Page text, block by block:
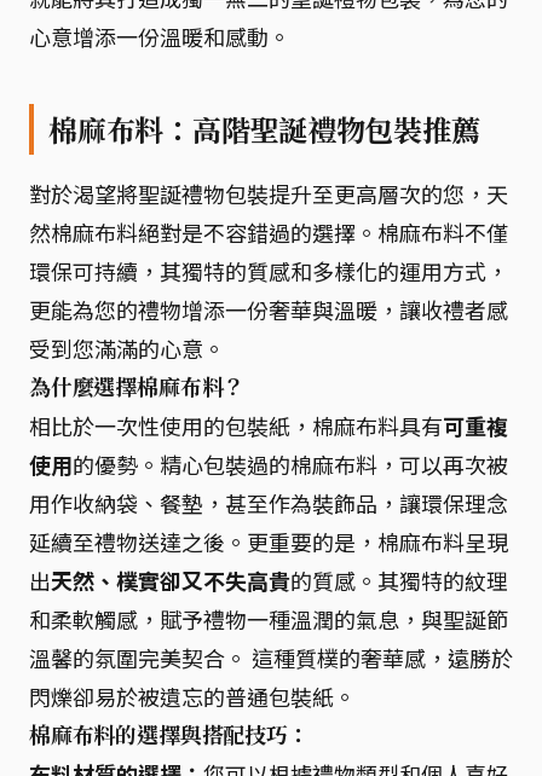
心意增添一份溫暖和感動。
棉麻布料：高階聖誕禮物包裝推薦
對於渴望將聖誕禮物包裝提升至更高層次的您，天
然棉麻布料絕對是不容錯過的選擇。棉麻布料不僅
環保可持續，其獨特的質感和多樣化的運用方式，
更能為您的禮物增添一份奢華與溫暖，讓收禮者感
受到您滿滿的心意。
為什麼選擇棉麻布料？
相比於一次性使用的包裝紙，棉麻布料具有可重複
使用的優勢。精心包裝過的棉麻布料，可以再次被
用作收納袋、餐墊，甚至作為裝飾品，讓環保理念
延續至禮物送達之後。更重要的是，棉麻布料呈現
出天然、樸實卻又不失高貴的質感。其獨特的紋理
和柔軟觸感，賦予禮物一種溫潤的氣息，與聖誕節
溫馨的氛圍完美契合。 這種質樸的奢華感，遠勝於
閃爍卻易於被遺忘的普通包裝紙。
棉麻布料的選擇與搭配技巧：